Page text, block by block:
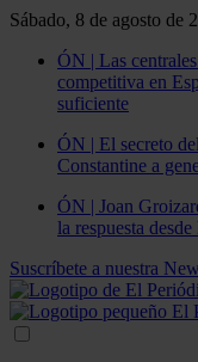
Sábado, 8 de agosto de
ÓN | Las
competitiva en
suficiente
ÓN | El secreto
Constantine a
ÓN | Joan
la respuesta
Suscríbete a nuestra